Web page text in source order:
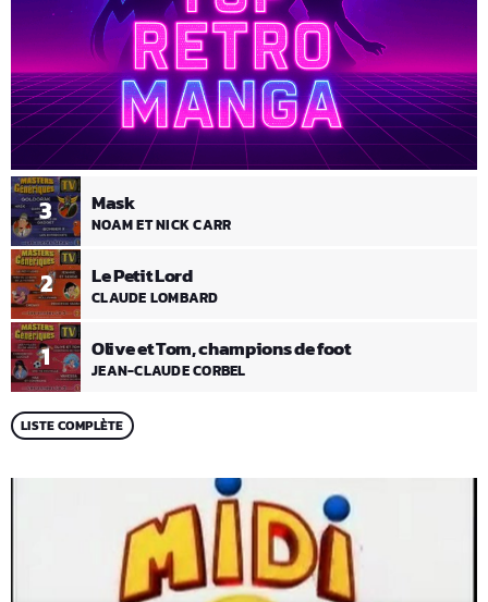
1 Olive et Tom, champions de foot
JEAN-CLAUDE CORBEL
2 Le Petit Lord
CLAUDE LOMBARD
3 Mask
NOAM ET NICK CARR
LISTE COMPLÈTE